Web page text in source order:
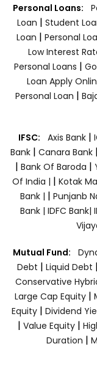
Personal Loans:
Loan | Student
Loan | Personal
Low Interest
Personal Loans |
Loan Apply
Personal Loan |
IFSC: Axis Bank |
Bank| Canara Bank |
| Bank Of Baroda |
Of India | | Kotak
Bank | | Punjanb
Bank | IDFC Bank|
Mutual Fund:
Debt | Liquid Debt |
Conservative
Large Cap Equity |
Equity| Dividend
| Value Equity |
Duration |